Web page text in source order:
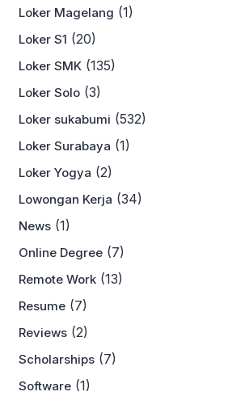
Loker Magelang (1)
Loker S1 (20)
Loker SMK (135)
Loker Solo (3)
Loker sukabumi (532)
Loker Surabaya (1)
Loker Yogya (2)
Lowongan Kerja (34)
News (1)
Online Degree (7)
Remote Work (13)
Resume (7)
Reviews (2)
Scholarships (7)
Software (1)